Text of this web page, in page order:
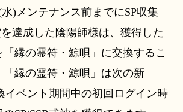
)メンテナンス前までにSP収集
達成した陰陽師様は、獲得した
「縁の霊符・鯨唄」に交換するこ
「縁の霊符・鯨唄」は次の新
イベント期間中の初回ログイン時